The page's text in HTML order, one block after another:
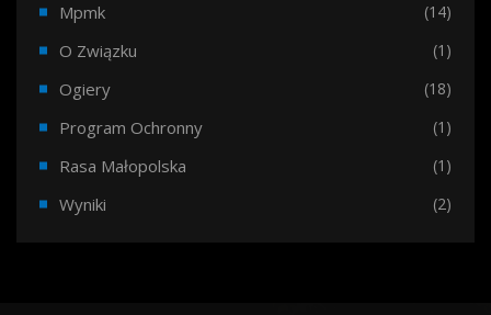
Mpmk (14)
O Związku (1)
Ogiery (18)
Program Ochronny (1)
Rasa Małopolska (1)
Wyniki (2)